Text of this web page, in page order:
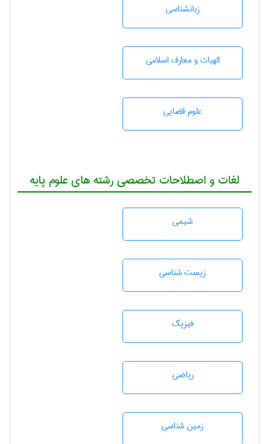
زبانشناسی
الهیات و معارف اسلامی
علوم قضایی
لغات و اصطلاحات تخصصی رشته های علوم پایه
شيمی
زيست شناسی
فیزیک
رياضی
زمين شناسی